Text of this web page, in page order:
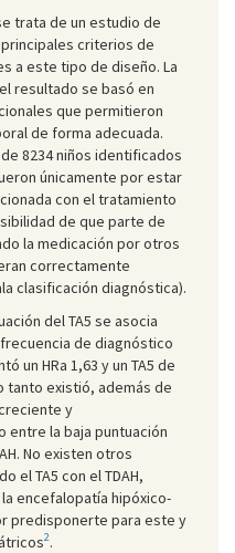
trata de un estudio de
criterios de
a este tipo de diseño. La
resultado se basó en
que permitieron
de forma adecuada.
8234 niños identificados
únicamente por estar
con el tratamiento
de que parte de
la medicación por otros
correctamente
clasificación diagnóstica).
del TA5 se asocia
de diagnóstico
un HRa 1,63 y un TA5 de
tanto existió, además de
y
la baja puntuación
No existen otros
el TA5 con el TDAH,
encefalopatía hipóxico-
predisponerte para este y
2.